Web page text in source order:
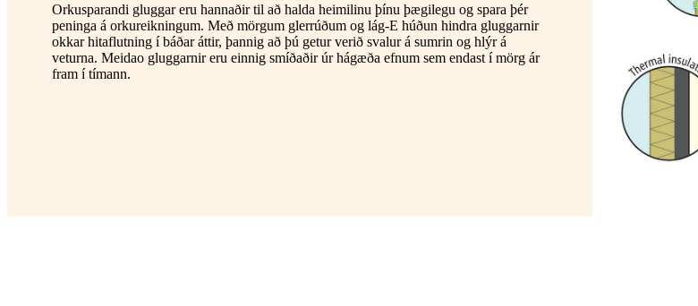
Orkusparandi gluggar eru hannaðir til að halda heimilinu þínu þægilegu og spara þér
peninga á orkureikningum. Með mörgum glerrúðum og lág-E húðun hindra gluggarnir
okkar hitaflutning í báðar áttir, þannig að þú getur verið svalur á sumrin og hlýr á
veturna. Meidao gluggarnir eru einnig smíðaðir úr hágæða efnum sem endast í mörg ár
fram í tímann.